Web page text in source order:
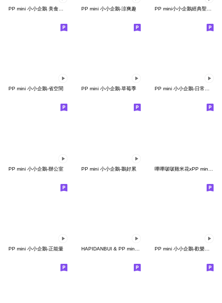
PP mini 小小企鵝-涼爽趣
PP mini 小小企鵝-省空間 PP mini 小小企鵝-草莓季 PP mini 小小企鵝-日常實用篇
PP mini 小小企鵝-辦公室 PP mini 小小企鵝-鵝好累
PP mini 小小企鵝-正能量 PP mini 小小企鵝-歡樂動物園派對